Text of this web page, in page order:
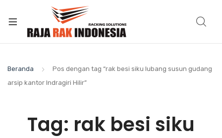
Beranda
Pos dengan tag “rak besi siku lubang susun gudang
arsip kantor Indragiri Hilir”
Tag: rak besi siku